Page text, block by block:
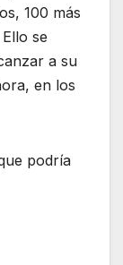
100 más
se
a su
en los
podría